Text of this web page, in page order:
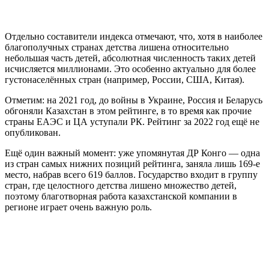
Отдельно составители индекса отмечают, что, хотя в наиболее
благополучных странах детства лишена относительно
небольшая часть детей, абсолютная численность таких детей
исчисляется миллионами. Это особенно актуально для более
густонаселённых стран (например, России, США, Китая).
Отметим: на 2021 год, до войны в Украине, Россия и Беларусь
обгоняли Казахстан в этом рейтинге, в то время как прочие
страны ЕАЭС и ЦА уступали РК. Рейтинг за 2022 год ещё не
опубликован.
Ещё один важный момент: уже упомянутая ДР Конго — одна
из стран самых нижних позиций рейтинга, заняла лишь 169-е
место, набрав всего 619 баллов. Государство входит в группу
стран, где целостного детства лишено множество детей,
поэтому благотворная работа казахстанской компании в
регионе играет очень важную роль.